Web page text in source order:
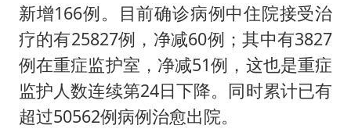
新增166例。目前确诊病例中住院接受治
疗的有25827例，净减60例；其中有3827
例在重症监护室，净减51例，这也是重症
监护人数连续第24日下降。同时累计已有
超过50562例病例治愈出院。